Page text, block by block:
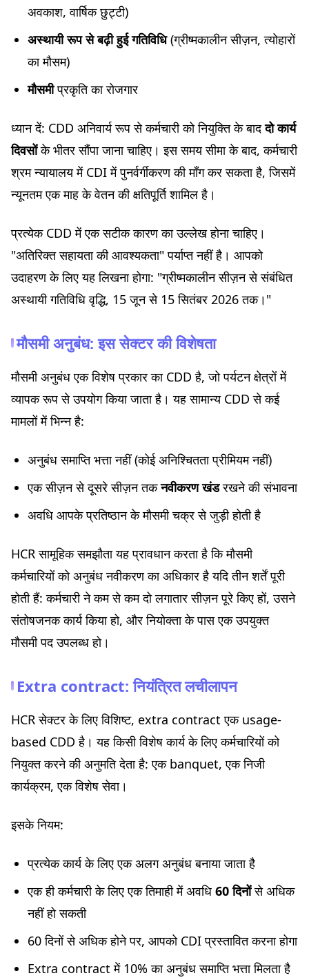
अवकाश, वार्षिक छुट्टी)
अस्थायी रूप से बढ़ी हुई गतिविधि(ग्रीष्मकालीन सीज़न, त्योहारों
का मौसम)
मौसमीप्रकृति का रोजगार
ध्यान दें: CDD अनिवार्य रूप से कर्मचारी को नियुक्ति के बाददो कार्य
दिवसोंके भीतर सौंपा जाना चाहिए। इस समय सीमा के बाद, कर्मचारी
श्रम न्यायालय में CDI में पुनर्वर्गीकरण की माँग कर सकता है, जिसमें
न्यूनतम एक माह के वेतन की क्षतिपूर्ति शामिल है।
प्रत्येक CDD में एक सटीक कारण का उल्लेख होना चाहिए।
"अतिरिक्त सहायता की आवश्यकता" पर्याप्त नहीं है। आपको
उदाहरण के लिए यह लिखना होगा: "ग्रीष्मकालीन सीज़न से संबंधित
अस्थायी गतिविधि वृद्धि, 15 जून से 15 सितंबर 2026 तक।"
मौसमी अनुबंध: इस सेक्टर की विशेषता
मौसमी अनुबंध एक विशेष प्रकार का CDD है, जो पर्यटन क्षेत्रों में
व्यापक रूप से उपयोग किया जाता है। यह सामान्य CDD से कई
मामलों में भिन्न है:
अनुबंध समाप्ति भत्ता नहीं (कोई अनिश्चितता प्रीमियम नहीं)
एक सीज़न से दूसरे सीज़न तकनवीकरण खंडरखने की संभावना
अवधि आपके प्रतिष्ठान के मौसमी चक्र से जुड़ी होती है
HCR सामूहिक समझौता यह प्रावधान करता है कि मौसमी
कर्मचारियों को अनुबंध नवीकरण का अधिकार है यदि तीन शर्तें पूरी
होती हैं: कर्मचारी ने कम से कम दो लगातार सीज़न पूरे किए हों, उसने
संतोषजनक कार्य किया हो, और नियोक्ता के पास एक उपयुक्त
मौसमी पद उपलब्ध हो।
Extra contract: नियंत्रित लचीलापन
HCR सेक्टर के लिए विशिष्ट, extra contract एक usage-
based CDD है। यह किसी विशेष कार्य के लिए कर्मचारियों को
नियुक्त करने की अनुमति देता है: एक banquet, एक निजी
कार्यक्रम, एक विशेष सेवा।
इसके नियम:
प्रत्येक कार्य के लिए एक अलग अनुबंध बनाया जाता है
एक ही कर्मचारी के लिए एक तिमाही में अवधि 60 दिनोंसे अधिक
नहीं हो सकती
60 दिनों से अधिक होने पर, आपको CDI प्रस्तावित करना होगा
Extra contract में 10% का अनुबंध समाप्ति भत्ता मिलता है